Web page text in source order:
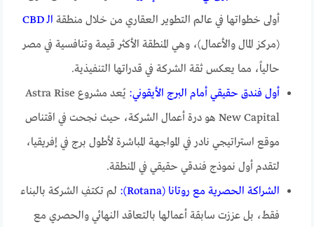
أولى خطواتها في عالم التطوير العقاري من خلال منطقة الـ CBD
(مركز المال والأعمال)، وهي المنطقة الأكثر قيمة وتنافسية في مصر
حالياً، مما يعكس ثقة الشركة في قدراتها التنفيذية.
أول فندق حقيقي أمام البرج الأيقوني:
يُعد مشروع Astra Rise
New Capital هو درة أعمال الشركة، حيث نجحت في اقتناص
موقع استراتيجي نادر في المواجهة المباشرة لأطول برج في إفريقيا،
لتقدم أول نموذج فندقي حقيقي في المنطقة.
الشراكة الحصرية مع روتانا (Rotana):
لم تكتفِ الشركة بالبناء
فقط، بل عززت سابقة أعمالها بالتعاقد النهائي والحصري مع